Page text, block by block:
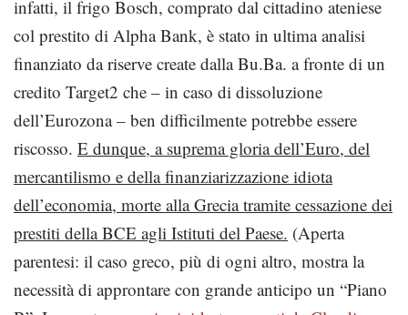
infatti, il frigo Bosch, comprato dal cittadino ateniese
col prestito di Alpha Bank, è stato in ultima analisi
finanziato da riserve create dalla Bu.Ba. a fronte di un
credito Target2 che – in caso di dissoluzione
dell’Eurozona – ben difficilmente potrebbe essere
riscosso. E dunque, a suprema gloria dell’Euro, del
mercantilismo e della finanziarizzazione idiota
dell’economia, morte alla Grecia tramite cessazione dei
prestiti della BCE agli Istituti del Paese. (Aperta
parentesi: il caso greco, più di ogni altro, mostra la
necessità di approntare con grande anticipo un “Piano